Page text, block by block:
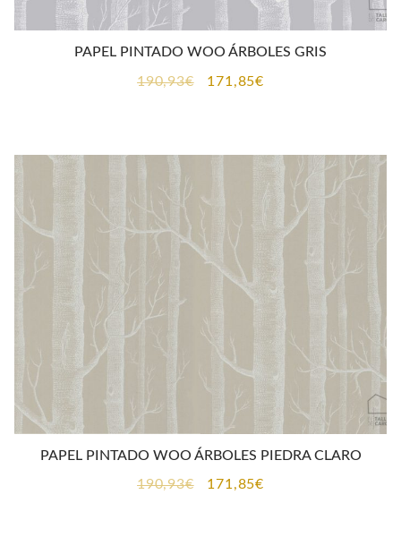
PAPEL PINTADO WOO ÁRBOLES GRIS
190,93€
El
era:
171,85€El
es:
171,85€.
PAPEL PINTADO WOO ÁRBOLES PIEDRA CLARO
190,93€
El171,85€El